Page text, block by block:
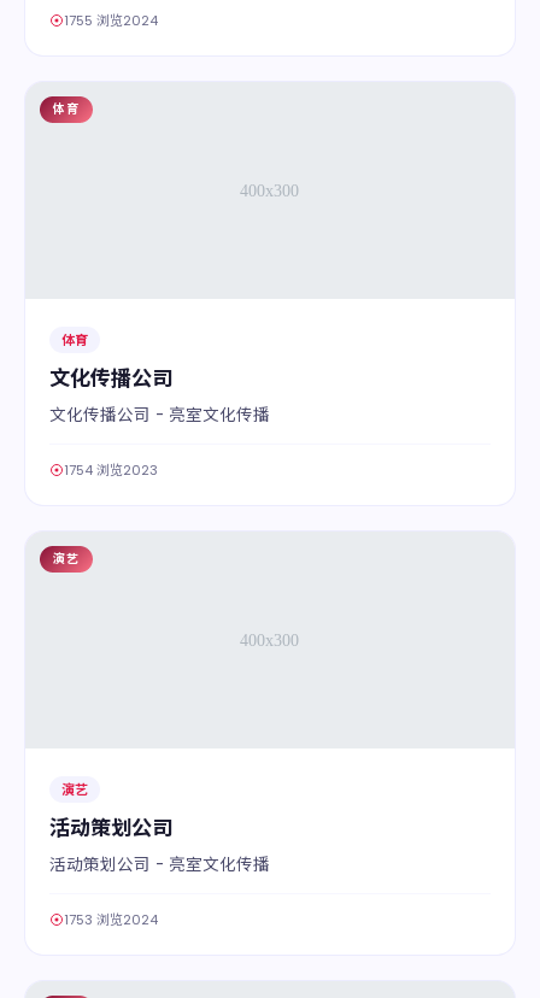
1755 浏览2024
体育
体育
文化传播公司
文化传播公司 - 亮室文化传播
1754 浏览2023
演艺
演艺
活动策划公司
活动策划公司 - 亮室文化传播
1753 浏览2024